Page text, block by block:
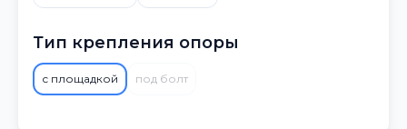
Тип крепления опоры
с площадкой под болт